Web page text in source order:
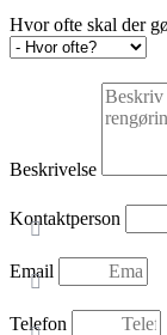
Hvor ofte skal der
Beskrivelse
Kontaktperson
Email
Telefon